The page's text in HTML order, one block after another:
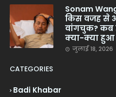
Sonam
किस वजह से
वांगचुक?
क्या-क्या हुआ
जुलाई 18, 2026
CATEGORIES
Badi Khabar